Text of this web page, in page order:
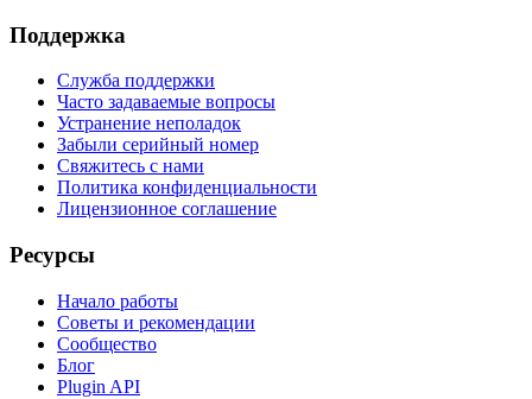
Поддержка
Служба поддержки
Часто задаваемые вопросы
Устранение неполадок
Забыли серийный номер
Свяжитесь с нами
Политика конфиденциальности
Лицензионное соглашение
Ресурсы
Начало работы
Советы и рекомендации
Сообщество
Блог
Plugin API